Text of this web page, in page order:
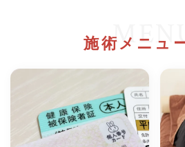
施術メニュ